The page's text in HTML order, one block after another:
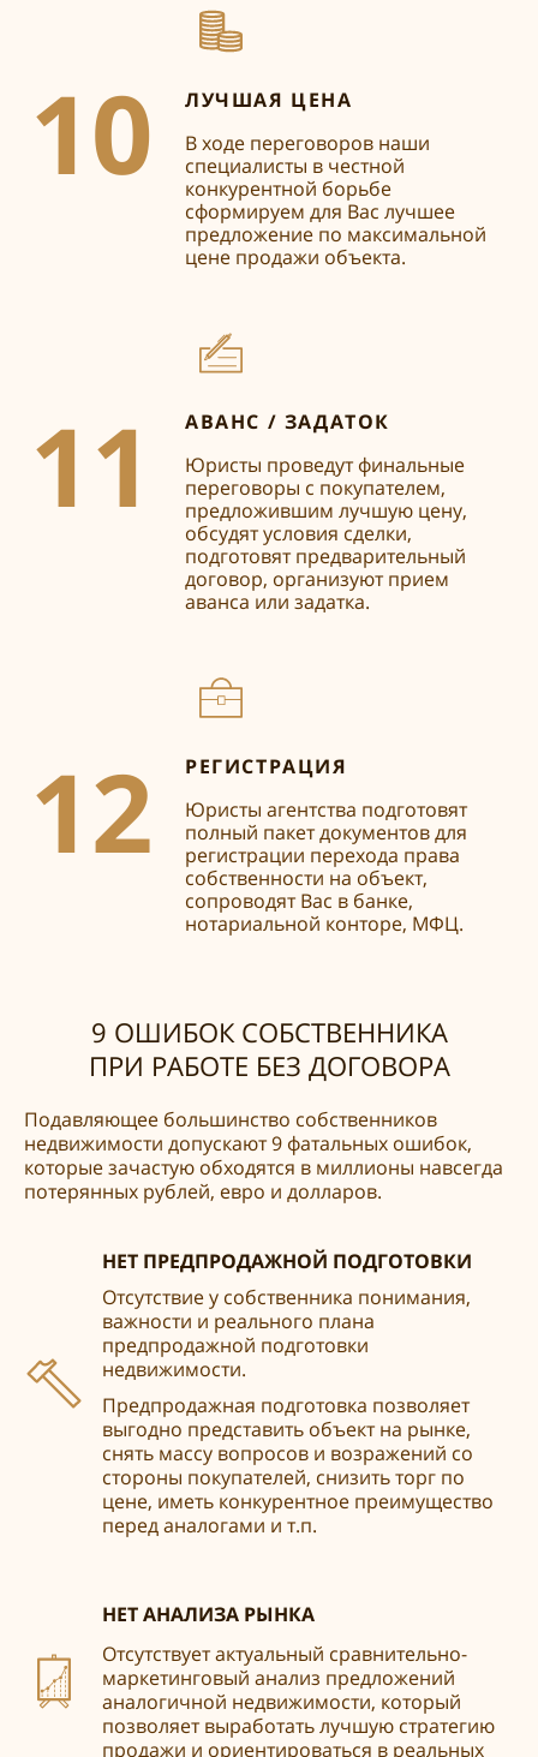
10
ЛУЧШАЯ ЦЕНА
В ходе переговоров наши
специалисты в честной
конкурентной борьбе
сформируем для Вас лучшее
предложение по максимальной
цене продажи объекта.
11
АВАНС / ЗАДАТОК
Юристы проведут финальные
переговоры с покупателем,
предложившим лучшую цену,
обсудят условия сделки,
подготовят предварительный
договор, организуют прием
аванса или задатка.
12
РЕГИСТРАЦИЯ
Юристы агентства подготовят
полный пакет документов для
регистрации перехода права
собственности на объект,
сопроводят Вас в банке,
нотариальной конторе, МФЦ.
9 ОШИБОК СОБСТВЕННИКА
ПРИ РАБОТЕ БЕЗ ДОГОВОРА
Подавляющее большинство собственников
недвижимости допускают 9 фатальных ошибок,
которые зачастую обходятся в миллионы навсегда
потерянных рублей, евро и долларов.
НЕТ ПРЕДПРОДАЖНОЙ ПОДГОТОВКИ
Отсутствие у собственника понимания,
важности и реального плана
предпродажной подготовки
недвижимости.
Предпродажная подготовка позволяет
выгодно представить объект на рынке,
снять массу вопросов и возражений со
стороны покупателей, снизить торг по
цене, иметь конкурентное преимущество
перед аналогами и т.п.
НЕТ АНАЛИЗА РЫНКА
Отсутствует актуальный сравнительно-
маркетинговый анализ предложений
аналогичной недвижимости, который
позволяет выработать лучшую стратегию
продажи и ориентироваться в реальных